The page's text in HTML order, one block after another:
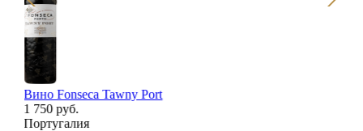
Вино Fonseca Tawny Port
1 750 руб.
Португалия